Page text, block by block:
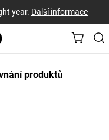
year. Další informace
produktů